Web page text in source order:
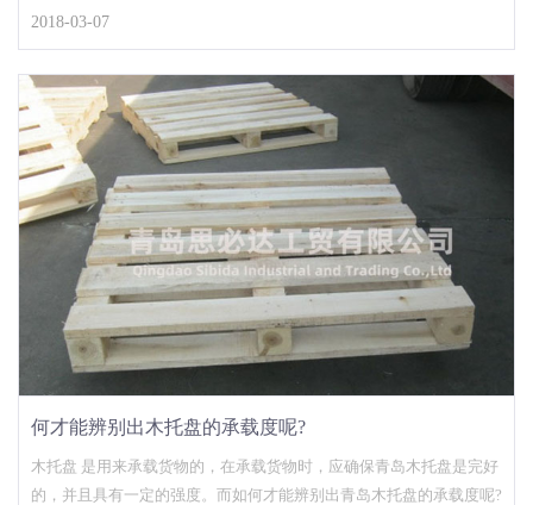
2018-03-07
何才能辨别出木托盘的承载度呢?
木托盘 是用来承载货物的，在承载货物时，应确保青岛木托盘是完好
的，并且具有一定的强度。而如何才能辨别出青岛木托盘的承载度呢?